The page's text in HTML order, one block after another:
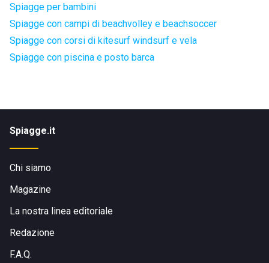
Spiagge per bambini
Spiagge con campi di beachvolley e beachsoccer
Spiagge con corsi di kitesurf windsurf e vela
Spiagge con piscina e posto barca
Spiagge.it
Chi siamo
Magazine
La nostra linea editoriale
Redazione
F.A.Q.